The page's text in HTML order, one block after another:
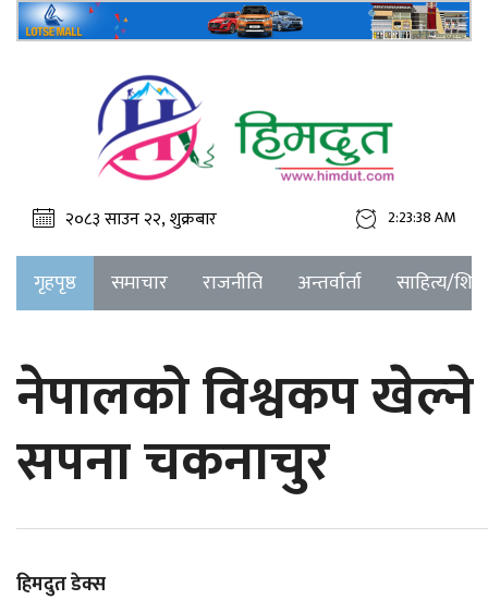
२०८३ साउन २२, शुक्रबार 2:23:38 AM
गृहपृष्ठ समाचार राजनीति अन्तर्वार्ता साहित्य/
नेपालको विश्वकप खेल्ने
सपना चकनाचुर
हिमदुत डेक्स